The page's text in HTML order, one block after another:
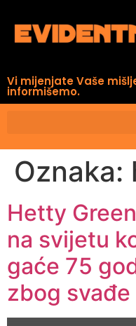
Vi mijenjate Vaše
informišemo.
Oznaka:
Hetty
na svijetu
gaće 75
zbog svađe